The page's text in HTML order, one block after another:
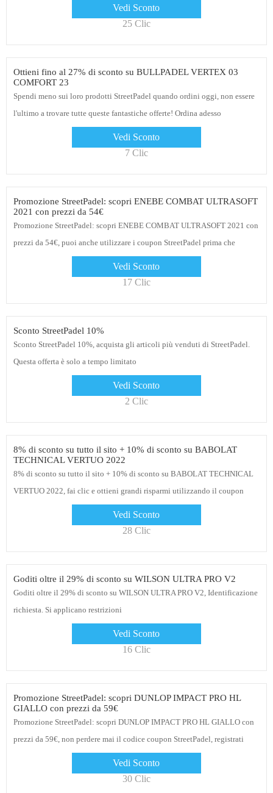
Vedi Sconto
25 Clic
Ottieni fino al 27% di sconto su BULLPADEL VERTEX 03
COMFORT 23
Spendi meno sui loro prodotti StreetPadel quando ordini oggi, non essere
l'ultimo a trovare tutte queste fantastiche offerte! Ordina adesso
Vedi Sconto
7 Clic
Promozione StreetPadel: scopri ENEBE COMBAT ULTRASOFT
2021 con prezzi da 54€
Promozione StreetPadel: scopri ENEBE COMBAT ULTRASOFT 2021 con
prezzi da 54€, puoi anche utilizzare i coupon StreetPadel prima che
Vedi Sconto
17 Clic
Sconto StreetPadel 10%
Sconto StreetPadel 10%, acquista gli articoli più venduti di StreetPadel.
Questa offerta è solo a tempo limitato
Vedi Sconto
2 Clic
8% di sconto su tutto il sito + 10% di sconto su BABOLAT
TECHNICAL VERTUO 2022
8% di sconto su tutto il sito + 10% di sconto su BABOLAT TECHNICAL
VERTUO 2022, fai clic e ottieni grandi risparmi utilizzando il coupon
Vedi Sconto
28 Clic
Goditi oltre il 29% di sconto su WILSON ULTRA PRO V2
Goditi oltre il 29% di sconto su WILSON ULTRA PRO V2, Identificazione
richiesta. Si applicano restrizioni
Vedi Sconto
16 Clic
Promozione StreetPadel: scopri DUNLOP IMPACT PRO HL
GIALLO con prezzi da 59€
Promozione StreetPadel: scopri DUNLOP IMPACT PRO HL GIALLO con
prezzi da 59€, non perdere mai il codice coupon StreetPadel, registrati
Vedi Sconto
30 Clic